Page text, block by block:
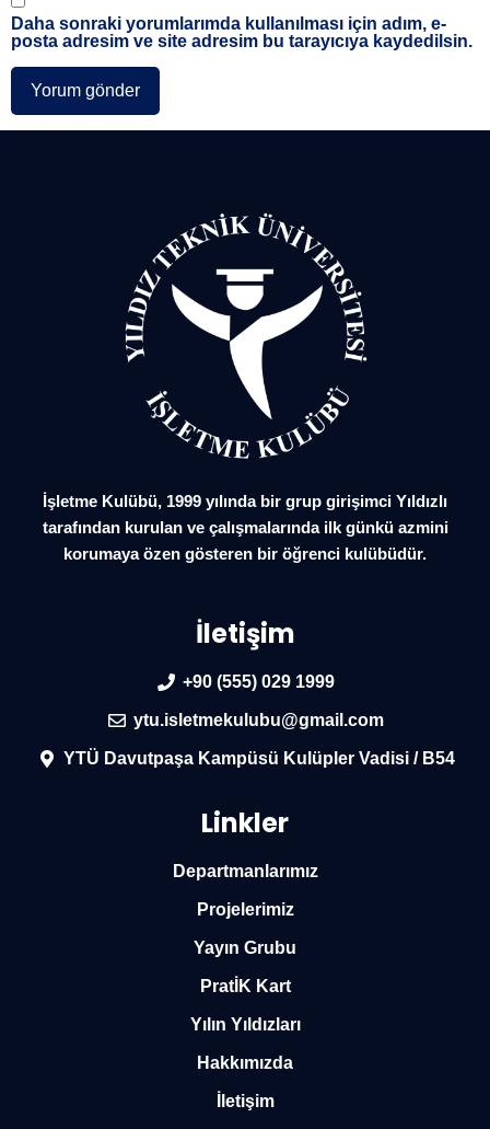
Daha sonraki yorumlarımda kullanılması için adım, e-
posta adresim ve site adresim bu tarayıcıya kaydedilsin.
İşletme Kulübü, 1999 yılında bir grup girişimci Yıldızlı
tarafından kurulan ve çalışmalarında ilk günkü azmini
korumaya özen gösteren bir öğrenci kulübüdür.
İletişim
+90 (555) 029 1999
ytu.isletmekulubu@gmail.com
YTÜ Davutpaşa Kampüsü Kulüpler Vadisi / B54
Linkler
Departmanlarımız
Projelerimiz
Yayın Grubu
PratİK Kart
Yılın Yıldızları
Hakkımızda
İletişim